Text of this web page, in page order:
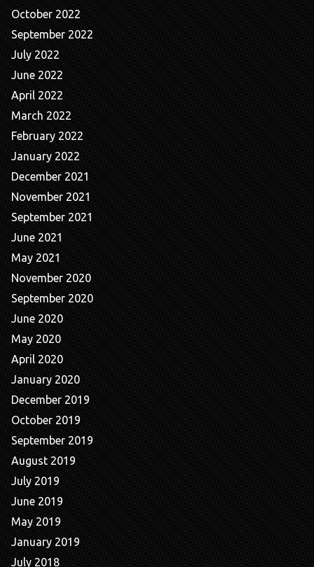
October 2022
September 2022
July 2022
June 2022
April 2022
March 2022
February 2022
January 2022
December 2021
November 2021
September 2021
June 2021
May 2021
November 2020
September 2020
June 2020
May 2020
April 2020
January 2020
December 2019
October 2019
September 2019
August 2019
July 2019
June 2019
May 2019
January 2019
July 2018